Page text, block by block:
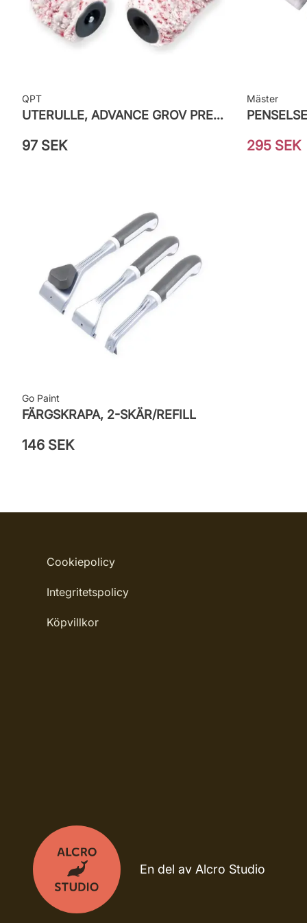
QPT
UTERULLE, ADVANCE GROV PRETEX
97 SEK
Mäster
295 SEK
Go Paint
FÄRGSKRAPA, 2-SKÄR/REFILL
146 SEK
Cookiepolicy
Integritetspolicy
Köpvillkor
En del av Alcro Studio